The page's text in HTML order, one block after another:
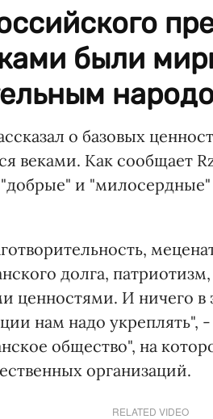
были
о базовых
веками. Как сообщает
и
долга,
И ничего в
нам надо укреплять",
общество", на
организаций.
RELATED VIDEO